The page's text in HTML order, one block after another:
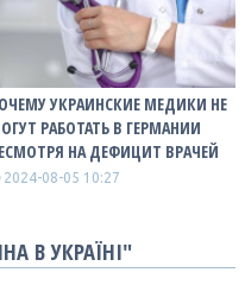
УКРАИНСКИЕ МЕДИКИ НЕ
РАБОТАТЬ В ГЕРМАНИИ
НА ДЕФИЦИТ ВРАЧЕЙ
2024-08-05 10:27
В УКРАЇНІ"